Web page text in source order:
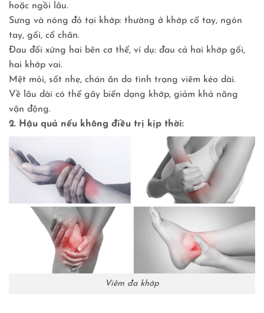
hoặc ngồi lâu.
Sưng và nóng đỏ tại khớp: thường ở khớp cổ tay, ngón
tay, gối, cổ chân.
Đau đối xứng hai bên cơ thể, ví dụ: đau cả hai khớp gối,
hai khớp vai.
Mệt mỏi, sốt nhẹ, chán ăn do tình trạng viêm kéo dài.
Về lâu dài có thể gây biến dạng khớp, giảm khả năng
vận động.
2. Hậu quả nếu không điều trị kịp thời:
Viêm đa khớp